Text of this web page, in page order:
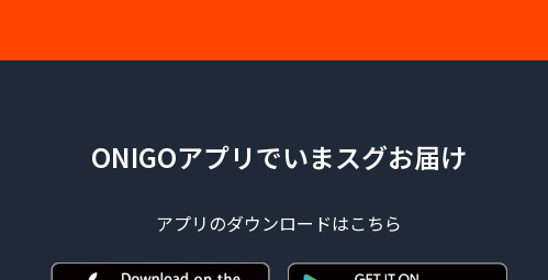
ONIGOアプリでいまスグお届け
アプリのダウンロードはこちら